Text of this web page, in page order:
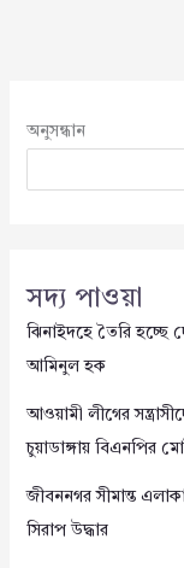
অনুসন্ধান
সদ্য পাওয়া
ঝিনাইদহে তৈরি হচ্ছে
আমিনুল হক
আওয়ামী লীগের
চুয়াডাঙ্গায় বিএনপির
জীবননগর সীমান্ত
সিরাপ উদ্ধার